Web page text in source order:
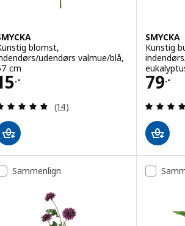
blomst,
udendørs valmue/blå,
cm
.- 15.-
Anmeld: 4.8 ud af 5 Stjerner.
(14)
SMYCKA
Kunstig
79.-
Pris
Sammenlign